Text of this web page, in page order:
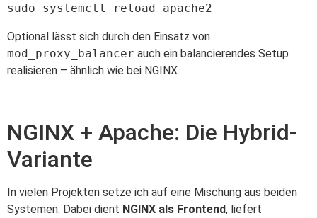
sudo systemctl reload apache2
Optional lässt sich durch den Einsatz von
mod_proxy_balancer auch ein balancierendes Setup
realisieren – ähnlich wie bei NGINX.
NGINX + Apache: Die Hybrid-
Variante
In vielen Projekten setze ich auf eine Mischung aus beiden
Systemen. Dabei dient NGINX als Frontend, liefert